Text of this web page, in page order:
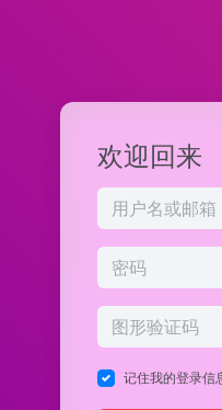
欢迎回来
记住我的登录信